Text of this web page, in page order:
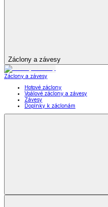
Záclony a závesy
Záclony a závesy
Hotové záclony
Voálové záclony a závesy
Závesy
Doplnky k záclonám